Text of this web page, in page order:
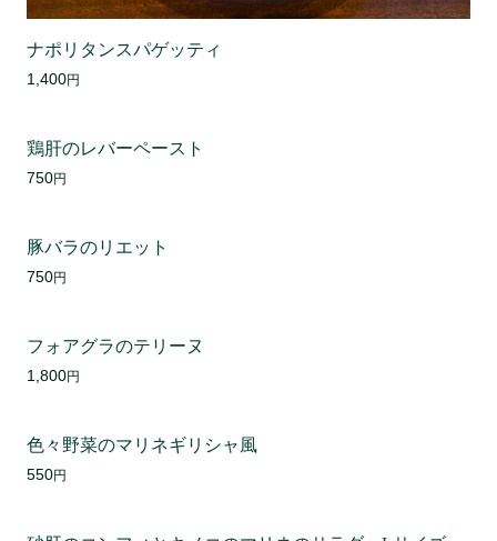
ナポリタンスパゲッティ
1,400円
鶏肝のレバーペースト
750円
豚バラのリエット
750円
フォアグラのテリーヌ
1,800円
色々野菜のマリネギリシャ風
550円